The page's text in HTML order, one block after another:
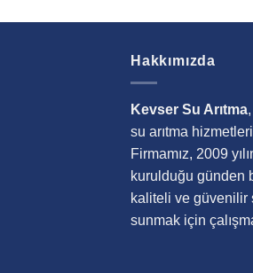
Hakkımızda
Kevser Su Arıtma
su arıtma
Firmamız, 2009
kurulduğu günden
kaliteli ve güvenilir
sunmak için